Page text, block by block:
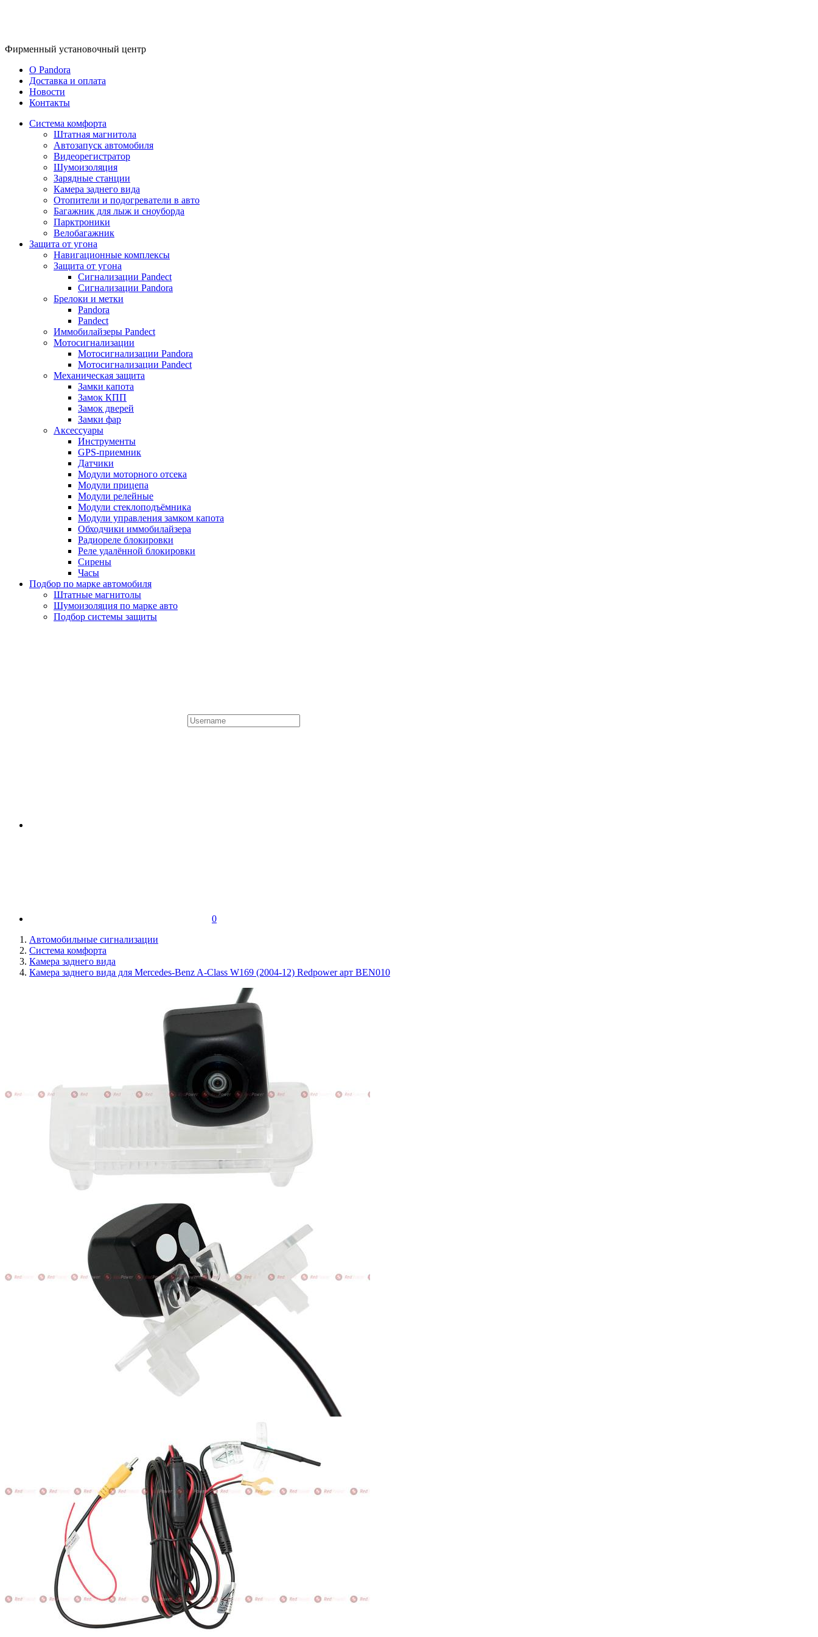
Фирменный установочный центр
O Pandora
Доставка и оплата
Новости
Контакты
Система комфорта
Штатная магнитола
Автозапуск автомобиля
Видеорегистратор
Шумоизоляция
Зарядные станции
Камера заднего вида
Отопители и подогреватели в авто
Багажник для лыж и сноуборда
Парктроники
Велобагажник
Защита от угона
Навигационные комплексы
Защита от угона
Сигнализации Pandect
Сигнализации Pandora
Брелоки и метки
Pandora
Pandect
Иммобилайзеры Pandect
Мотосигнализации
Мотосигнализации Pandora
Мотосигнализации Pandect
Механическая защита
Замки капота
Замок КПП
Замок дверей
Замки фар
Аксессуары
Инструменты
GPS-приемник
Датчики
Модули моторного отсека
Модули прицепа
Модули релейные
Модули стеклоподъёмника
Модули управления замком капота
Обходчики иммобилайзера
Радиореле блокировки
Реле удалённой блокировки
Сирены
Часы
Подбор по марке автомобиля
Штатные магнитолы
Шумоизоляция по марке авто
Подбор системы защиты
0
Автомобильные сигнализации
Система комфорта
Камера заднего вида
Камера заднего вида для Mercedes-Benz A-Class W169 (2004-12) Redpower арт BEN010